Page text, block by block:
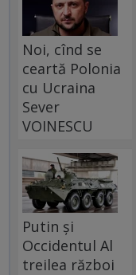
Noi, cînd se
ceartă Polonia
cu Ucraina
Sever
VOINESCU
Putin și
Occidentul Al
treilea război